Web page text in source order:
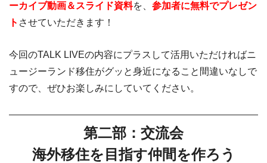
ーカイブ動画＆スライド資料を、 参加者に無料でプレゼン
ト させていただきます！
今回のTALK LIVEの内容にプラスして活用いただければニ
ュージーランド移住がグッと身近になること間違いなしで
すので、ぜひお楽しみにしていてください。
第二部：交流会
海外移住を目指す仲間を作ろう